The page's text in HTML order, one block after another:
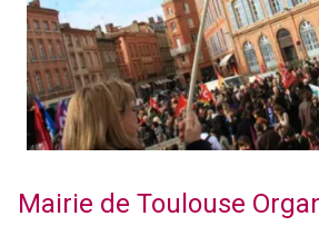
Mairie de Toulouse